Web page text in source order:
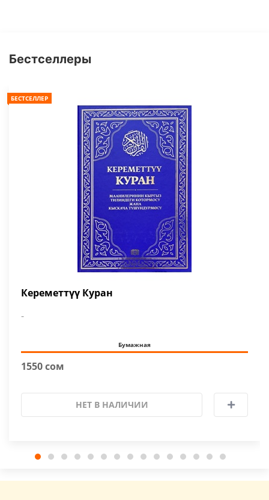
Бестселлеры
БЕСТСЕЛЛЕР
Кереметтүү Куран
-
Бумажная
1550 сом
НЕТ В НАЛИЧИИ